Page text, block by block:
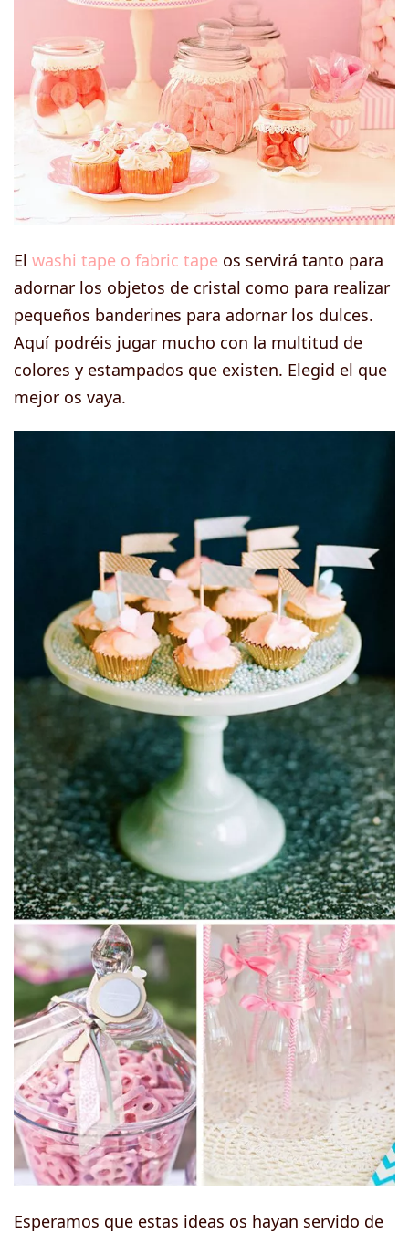
El washi tape o fabric tape os servirá tanto para
adornar los objetos de cristal como para realizar
pequeños banderines para adornar los dulces.
Aquí podréis jugar mucho con la multitud de
colores y estampados que existen. Elegid el que
mejor os vaya.
Esperamos que estas ideas os hayan servido de